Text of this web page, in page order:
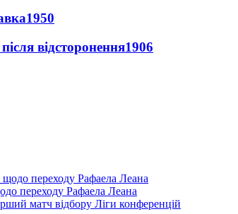
1950
відсторонення1906
переходу Рафаела Леана
матч відбору Ліги конференцій